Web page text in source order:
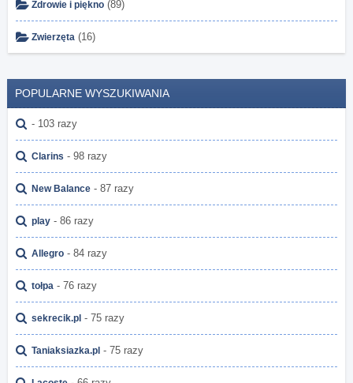
Zdrowie i piękno (89)
Zwierzęta (16)
POPULARNE WYSZUKIWANIA
- 103 razy
Clarins - 98 razy
New Balance - 87 razy
play - 86 razy
Allegro - 84 razy
tołpa - 76 razy
sekrecik.pl - 75 razy
Taniaksiazka.pl - 75 razy